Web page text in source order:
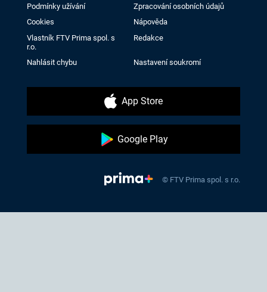
Podmínky užívání
Zpracování osobních údajů
Cookies
Nápověda
Vlastník FTV Prima spol. s
r.o.
Redakce
Nahlásit chybu Nastavení soukromí
App Store
Google Play
© FTV Prima spol. s r.o.